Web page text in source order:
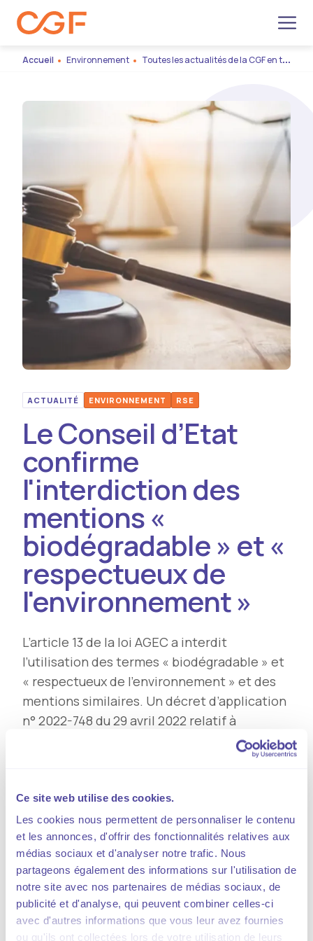
Ce site web utilise des cookies.
Les cookies nous permettent de personnaliser le contenu
et les annonces, d'offrir des fonctionnalités relatives aux
médias sociaux et d'analyser notre trafic. Nous
partageons également des informations sur l'utilisation de
notre site avec nos partenaires de médias sociaux, de
publicité et d'analyse, qui peuvent combiner celles-ci
avec d'autres informations que vous leur avez fournies
ou qu'ils ont collectées lors de votre utilisation de leurs
Accueil Environnement Toutes les actualités de la CGF en temps réel
ACTUALITÉ ENVIRONNEMENT RSE
Le Conseil d’Etat
confirme
l'interdiction des
mentions «
biodégradable » et «
respectueux de
l'environnement »
L’article 13 de la loi AGEC a interdit
l’utilisation des termes « biodégradable » et
« respectueux de l’environnement » et des
mentions similaires. Un décret d’application
n° 2022-748 du 29 avril 2022 relatif à
l'information du consommateur sur les
caractéristiques environnementales des
également été pris.
02.07.2024
La décision
Deux organisations professionnelles avaient